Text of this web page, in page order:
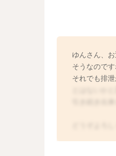
ゆんさん、
そうなのです
それでも排
どうぞよろ